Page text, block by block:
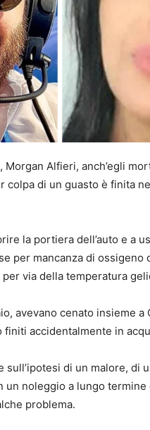
Alfieri, anch’egli
colpa di un guasto è finita
la portiera dell’auto e a
per mancanza di ossigeno
via della temperatura
avevano cenato insieme
accidentalmente in
di un malore, di
un noleggio a lungo
problema.